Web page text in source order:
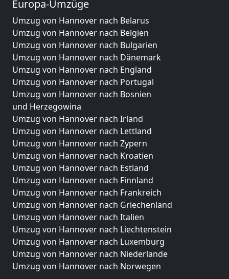
Europa-Umzüge
Umzug von Hannover nach Belarus
Umzug von Hannover nach Belgien
Umzug von Hannover nach Bulgarien
Umzug von Hannover nach Dänemark
Umzug von Hannover nach England
Umzug von Hannover nach Portugal
Umzug von Hannover nach Bosnien
und Herzegowina
Umzug von Hannover nach Irland
Umzug von Hannover nach Lettland
Umzug von Hannover nach Zypern
Umzug von Hannover nach Kroatien
Umzug von Hannover nach Estland
Umzug von Hannover nach Finnland
Umzug von Hannover nach Frankreich
Umzug von Hannover nach Griechenland
Umzug von Hannover nach Italien
Umzug von Hannover nach Liechtenstein
Umzug von Hannover nach Luxemburg
Umzug von Hannover nach Niederlande
Umzug von Hannover nach Norwegen